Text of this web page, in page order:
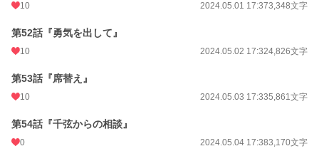
10 2024.05.01 17:373,348文字
第52話『勇気を出して』
10 2024.05.02 17:324,826文字
第53話『席替え』
10 2024.05.03 17:335,861文字
第54話『千弦からの相談』
0 2024.05.04 17:383,170文字